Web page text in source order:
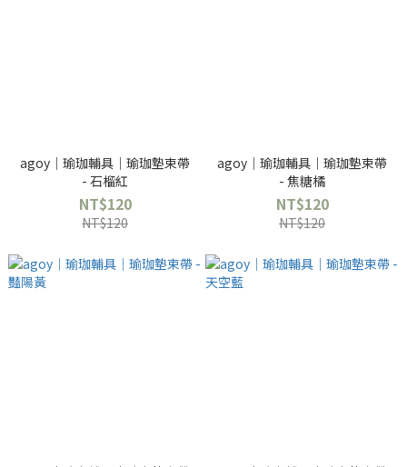
agoy｜瑜珈輔具｜瑜珈墊束帶
- 石榴紅
NT$120
NT$120
agoy｜瑜珈輔具｜瑜珈墊束帶
- 焦糖橘
NT$120
NT$120